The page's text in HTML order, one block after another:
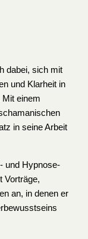
dabei, sich mit
und Klarheit in
Mit einem
in seine Arbeit
und Hypnose-
Vorträge,
an, in denen er